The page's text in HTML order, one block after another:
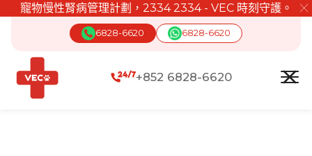
寵物慢性腎病管理計劃，2334 2334 - VEC 時刻守護。 ╳
6828-6620 6828-6620
+852 6828-6620